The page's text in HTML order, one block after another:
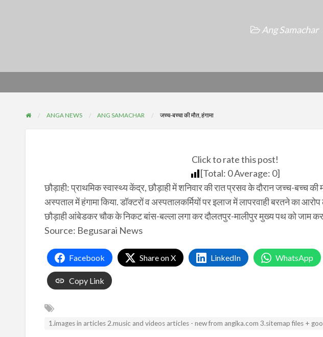
Ang Samachar
ANGA NEWS ANG SAMACHAR जच्च-बच्‍चा की मौत, हंगामा
Click to rate this post!
[Total: 0Average: 0]
छौड़ाही: प्राथमिक स्वास्थ्य केंद्र, छौड़ाही में शनिवार की रात प्रसव के दौरान जच्च-बच्च की
अस्पताल में हंगामा किया. डॉक्टरों व अस्पतालकर्मियों पर इलाज में लापरवाही बरतने का
छौड़ाही आंबेडकर चौक के निकट बांस-बल्ला लगा कर दौलतपुर-मालीपुर मुख्य पथ को जाम कर
Source: Begusarai News
Facebook Share on X LinkedIn WhatsApp
Copy Link
1.images in articles 2.music and videos articles - new from angika.com 3.sitemap files +